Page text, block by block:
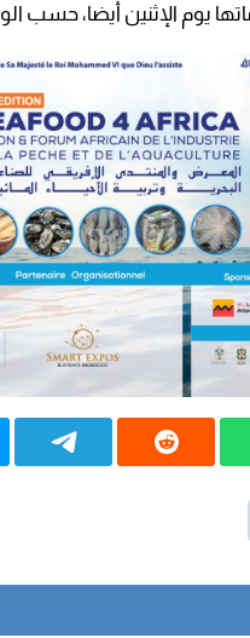
يوم الإثنين أيضا، حسب